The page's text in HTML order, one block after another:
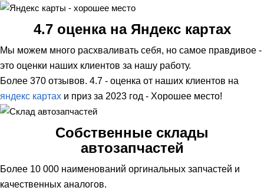
4.7 оценка на Яндекс картах
Мы можем много расхваливать себя, но самое правдивое -
это оценки наших клиентов за нашу работу.
Более 370 отзывов. 4.7 - оценка от наших клиентов на
яндекс картах и приз за 2023 год - Хорошее место!
Собственные склады
автозапчастей
Более 10 000 наименований оргинальных запчастей и
качественных аналогов.